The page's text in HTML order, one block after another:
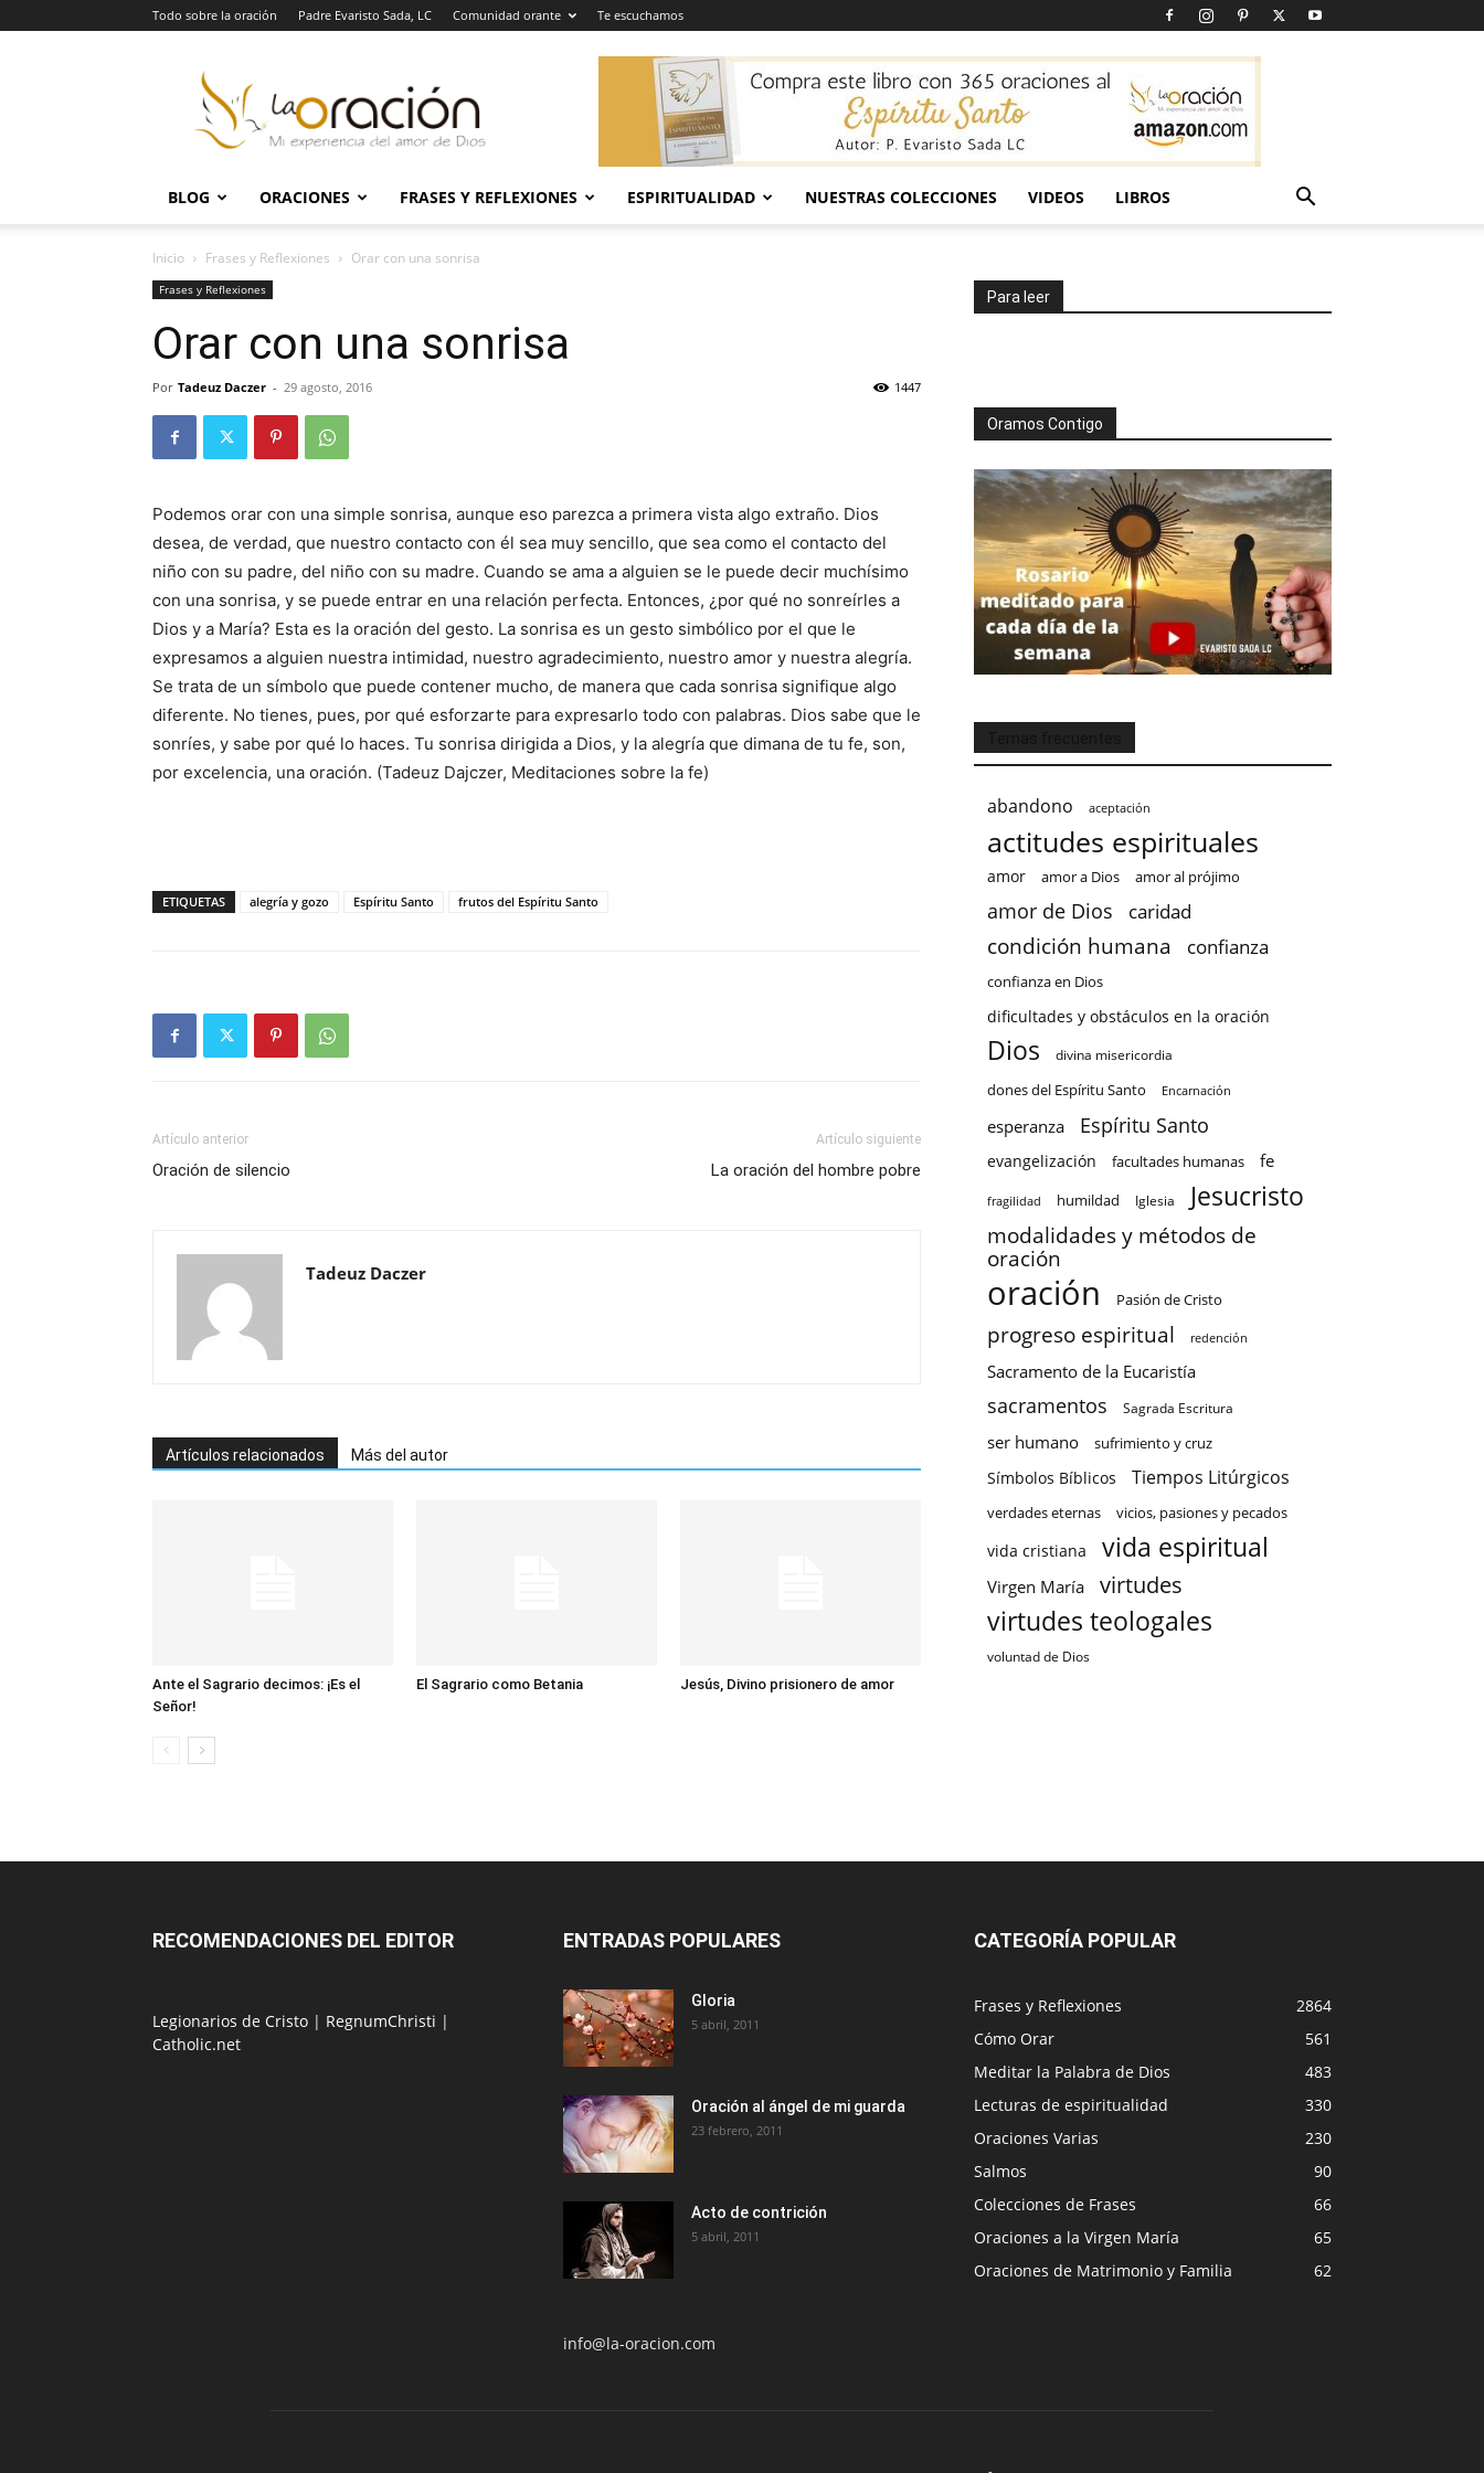
Todo sobre la oración Padre Evaristo Sada, LC Comunidad orante Te escuchamos
Oración
BLOG ORACIONES FRASES Y REFLEXIONES ESPIRITUALIDAD NUESTRAS COLECCIONES VIDEOS LIBROS
Inicio Frases y Reflexiones Orar con una sonrisa
Frases y Reflexiones
Orar con una sonrisa
Por Tadeuz Daczer - 29 agosto, 2016 1447
Podemos orar con una simple sonrisa, aunque eso parezca a primera vista algo extraño. Dios
desea, de verdad, que nuestro contacto con él sea muy sencillo, que sea como el contacto del
niño con su padre, del niño con su madre. Cuando se ama a alguien se le puede decir muchísimo
con una sonrisa, y se puede entrar en una relación perfecta. Entonces, ¿por qué no sonreírles a
Dios y a María? Esta es la oración del gesto. La sonrisa es un gesto simbólico por el que le
expresamos a alguien nuestra intimidad, nuestro agradecimiento, nuestro amor y nuestra alegría.
Se trata de un símbolo que puede contener mucho, de manera que cada sonrisa signifique algo
diferente. No tienes, pues, por qué esforzarte para expresarlo todo con palabras. Dios sabe que le
sonríes, y sabe por qué lo haces. Tu sonrisa dirigida a Dios, y la alegría que dimana de tu fe, son,
por excelencia, una oración. (Tadeuz Dajczer, Meditaciones sobre la fe)
ETIQUETAS alegría y gozo Espíritu Santo frutos del Espíritu Santo
Artículo anterior
Oración de silencio
Artículo siguiente
La oración del hombre pobre
Tadeuz Daczer
Artículos relacionados Más del autor
Ante el Sagrario decimos: ¡Es el
Señor!
El Sagrario como Betania Jesús, Divino prisionero de amor
Para leer
Oramos Contigo
abandono aceptación
actitudes espirituales
amor amor a Dios amor al prójimo
amor de Dios caridad
condición humana confianza
confianza en Dios
dificultades y obstáculos en la oración
Dios divina misericordia
dones del Espíritu Santo Encarnación
esperanza Espíritu Santo
evangelización facultades humanas fe
fragilidad humildad Iglesia Jesucristo
modalidades y métodos de
oración
oración Pasión de Cristo
progreso espiritual redención
Sacramento de la Eucaristía
sacramentos Sagrada Escritura
ser humano sufrimiento y cruz
Símbolos Bíblicos Tiempos Litúrgicos
verdades eternas vicios, pasiones y pecados
vida cristiana vida espiritual
Virgen María virtudes
virtudes teologales
voluntad de Dios
RECOMENDACIONES DEL EDITOR
Legionarios de Cristo | RegnumChristi |
Catholic.net
ENTRADAS POPULARES
Gloria
5 abril, 2011
Oración al ángel de mi guarda
23 febrero, 2011
Acto de contrición
5 abril, 2011
info@la-oracion.com
CATEGORÍA POPULAR
Frases y Reflexiones
2864
Cómo Orar
561
Meditar la Palabra de Dios
483
Lecturas de espiritualidad
330
Oraciones Varias
230
Salmos
90
Colecciones de Frases
66
Oraciones a la Virgen María
65
Oraciones de Matrimonio y Familia
62